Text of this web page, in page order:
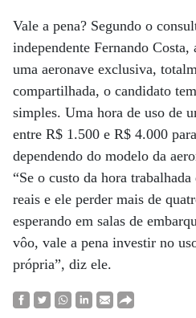
Vale a pena? Segundo o
independente Fernando
uma aeronave exclusiva,
compartilhada, o candidato
simples. Uma hora de uso de
entre R$ 1.500 e R$ 4.000
dependendo do modelo da
“Se o custo da hora
reais e ele perder mais de
esperando em salas de
vôo, vale a pena investir no
própria”, diz ele.